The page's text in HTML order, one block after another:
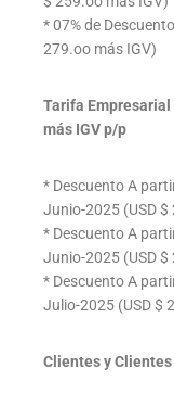
* 07% de
279.oo más IGV)
Tarifa Empresarial
más IGV p/p
* Descuento A
Junio-2025 (USD
* Descuento A
Junio-2025 (USD
* Descuento A
Julio-2025 (USD $
Clientes y